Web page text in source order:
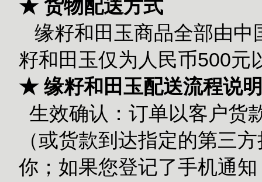
★ 货物配送方式
缘籽和田玉商品全部由中
籽和田玉仅为人民币500元
★ 缘籽和田玉配送流程说明
生效确认：订单以客户货
（或货款到达指定的第三
你；如果您登记了手机通